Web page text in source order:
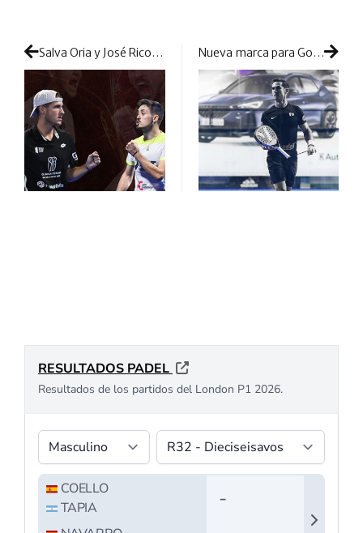
Salva Oria y José Rico: pólvora valenciana para renovar ilusiones en 2023 Nueva marca para Gonzalo Rubio: ¿con qué pala jugará?